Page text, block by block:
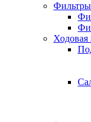
Фильтры
Ходовая